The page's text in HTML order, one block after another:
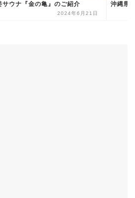
サウナ『金の亀』のご紹介
2024年6月21日
沖縄県